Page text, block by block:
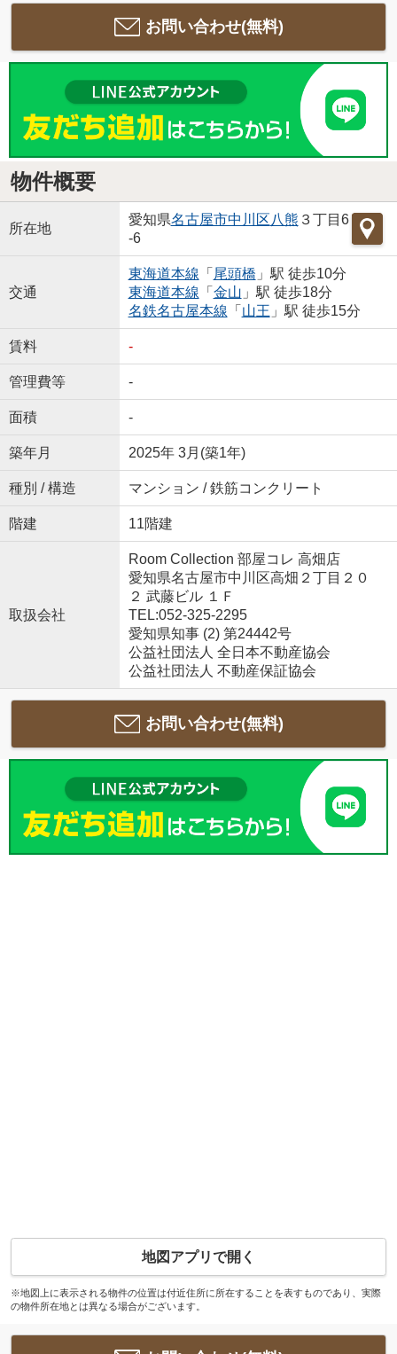
お問い合わせ(無料)
物件概要
所在地
愛知県名古屋市中川区八熊 ３丁目6
-6
交通
東海道本線 「 尾頭橋 」駅 徒歩10分
東海道本線 「 金山 」駅 徒歩18分
名鉄名古屋本線 「 山王 」駅 徒歩15分
賃料 -
管理費等 -
面積 -
築年月 2025年 3月(築1年)
種別 / 構造 マンション / 鉄筋コンクリート
階建 11階建
取扱会社
Room Collection 部屋コレ 高畑店
愛知県名古屋市中川区高畑２丁目２０
２ 武藤ビル １Ｆ
TEL:052-325-2295
愛知県知事 (2) 第24442号
公益社団法人 全日本不動産協会
公益社団法人 不動産保証協会
お問い合わせ(無料)
地図アプリで開く
※地図上に表示される物件の位置は付近住所に所在することを表すものであり、実際
の物件所在地とは異なる場合がございます。